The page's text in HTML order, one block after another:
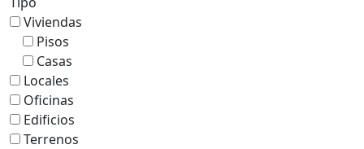
Viviendas
Pisos
Casas
Locales
Oficinas
Edificios
Terrenos